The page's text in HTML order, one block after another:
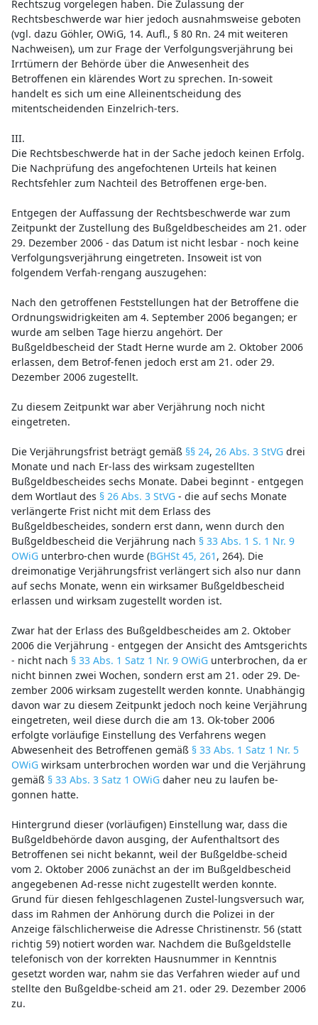
Rechtszug vorgelegen haben. Die Zulassung der
Rechtsbeschwerde war hier jedoch ausnahmsweise geboten
(vgl. dazu Göhler, OWiG, 14. Aufl., § 80 Rn. 24 mit weiteren
Nachweisen), um zur Frage der Verfolgungsverjährung bei
Irrtümern der Behörde über die Anwesenheit des
Betroffenen ein klärendes Wort zu sprechen. In-soweit
handelt es sich um eine Alleinentscheidung des
mitentscheidenden Einzelrich-ters.
III.
Die Rechtsbeschwerde hat in der Sache jedoch keinen Erfolg.
Die Nachprüfung des angefochtenen Urteils hat keinen
Rechtsfehler zum Nachteil des Betroffenen erge-ben.
Entgegen der Auffassung der Rechtsbeschwerde war zum
Zeitpunkt der Zustellung des Bußgeldbescheides am 21. oder
29. Dezember 2006 - das Datum ist nicht lesbar - noch keine
Verfolgungsverjährung eingetreten. Insoweit ist von
folgendem Verfah-rengang auszugehen:
Nach den getroffenen Feststellungen hat der Betroffene die
Ordnungswidrigkeiten am 4. September 2006 begangen; er
wurde am selben Tage hierzu angehört. Der
Bußgeldbescheid der Stadt Herne wurde am 2. Oktober 2006
erlassen, dem Betrof-fenen jedoch erst am 21. oder 29.
Dezember 2006 zugestellt.
Zu diesem Zeitpunkt war aber Verjährung noch nicht
eingetreten.
Die Verjährungsfrist beträgt gemäß §§ 24, 26 Abs. 3 StVGdrei
Monate und nach Er-lass des wirksam zugestellten
Bußgeldbescheides sechs Monate. Dabei beginnt - entgegen
dem Wortlaut des § 26 Abs. 3 StVG- die auf sechs Monate
verlängerte Frist nicht mit dem Erlass des
Bußgeldbescheides, sondern erst dann, wenn durch den
Bußgeldbescheid die Verjährung nach § 33 Abs. 1 S. 1 Nr. 9
OWiGunterbro-chen wurde (BGHSt 45, 261 , 264). Die
dreimonatige Verjährungsfrist verlängert sich also nur dann
auf sechs Monate, wenn ein wirksamer Bußgeldbescheid
erlassen und wirksam zugestellt worden ist.
Zwar hat der Erlass des Bußgeldbescheides am 2. Oktober
2006 die Verjährung - entgegen der Ansicht des Amtsgerichts
- nicht nach § 33 Abs. 1 Satz 1 Nr. 9 OWiGunterbrochen, da er
nicht binnen zwei Wochen, sondern erst am 21. oder 29. De-
zember 2006 wirksam zugestellt werden konnte. Unabhängig
davon war zu diesem Zeitpunkt jedoch noch keine Verjährung
eingetreten, weil diese durch die am 13. Ok-tober 2006
erfolgte vorläufige Einstellung des Verfahrens wegen
Abwesenheit des Betroffenen gemäß § 33 Abs. 1 Satz 1 Nr. 5
OWiGwirksam unterbrochen worden war und die Verjährung
gemäß § 33 Abs. 3 Satz 1 OWiGdaher neu zu laufen be-
gonnen hatte.
Hintergrund dieser (vorläufigen) Einstellung war, dass die
Bußgeldbehörde davon ausging, der Aufenthaltsort des
Betroffenen sei nicht bekannt, weil der Bußgeldbe-scheid
vom 2. Oktober 2006 zunächst an der im Bußgeldbescheid
angegebenen Ad-resse nicht zugestellt werden konnte.
Grund für diesen fehlgeschlagenen Zustel-lungsversuch war,
dass im Rahmen der Anhörung durch die Polizei in der
Anzeige fälschlicherweise die Adresse Christinenstr. 56 (statt
richtig 59) notiert worden war. Nachdem die Bußgeldstelle
telefonisch von der korrekten Hausnummer in Kenntnis
gesetzt worden war, nahm sie das Verfahren wieder auf und
stellte den Bußgeldbe-scheid am 21. oder 29. Dezember 2006
zu.